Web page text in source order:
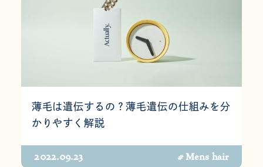
薄毛は遺伝するの？薄毛遺伝の仕組みを分
かりやすく解説
2022.09.23 # Mens hair